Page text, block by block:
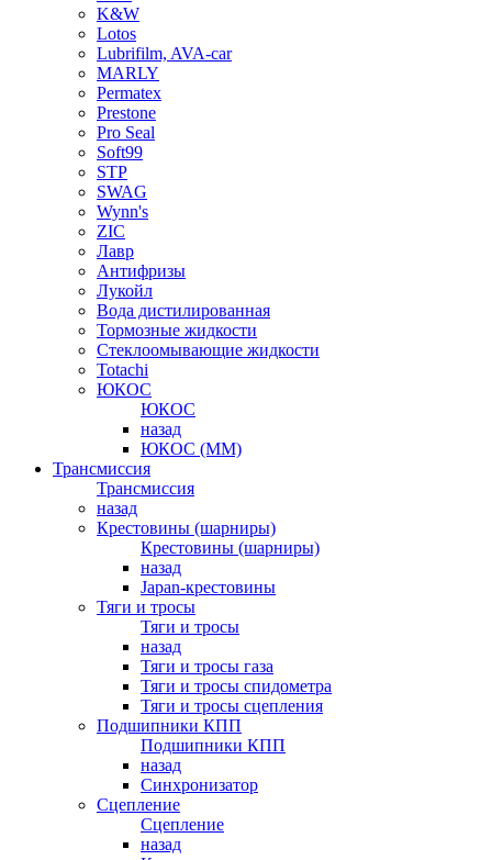
K&W
Lotos
Lubrifilm, AVA-car
MARLY
Permatex
Prestone
Pro Seal
Soft99
STP
SWAG
Wynn's
ZIC
Лавр
Антифризы
Лукойл
Вода дистилированная
Тормозные жидкости
Стеклоомывающие жидкости
Totachi
ЮКОС
ЮКОС
назад
ЮКОС (ММ)
Трансмиссия
Трансмиссия
назад
Крестовины (шарниры)
Крестовины (шарниры)
назад
Japan-крестовины
Тяги и тросы
Тяги и тросы
назад
Тяги и тросы газа
Тяги и тросы спидометра
Тяги и тросы сцепления
Подшипники КПП
Подшипники КПП
назад
Синхронизатор
Сцепление
Сцепление
назад